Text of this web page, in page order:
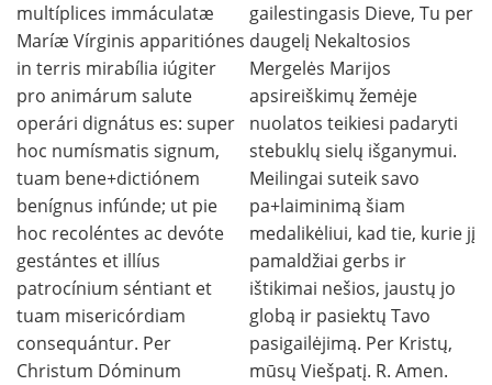
multíplices immáculatæ
Maríæ Vírginis apparitiónes
in terris mirabília iúgiter
pro animárum salute
operári dignátus es: super
hoc numísmatis signum,
tuam bene+dictiónem
benígnus infúnde; ut pie
hoc recoléntes ac devóte
gestántes et illíus
patrocínium séntiant et
tuam misericórdiam
consequántur. Per
Christum Dóminum
gailestingasis Dieve, Tu per
daugelį Nekaltosios
Mergelės Marijos
apsireiškimų žemėje
nuolatos teikiesi padaryti
stebuklų sielų išganymui.
Meilingai suteik savo
pa+laiminimą šiam
medalikėliui, kad tie, kurie jį
pamaldžiai gerbs ir
ištikimai nešios, jaustų jo
globą ir pasiektų Tavo
pasigailėjimą. Per Kristų,
mūsų Viešpatį. R. Amen.